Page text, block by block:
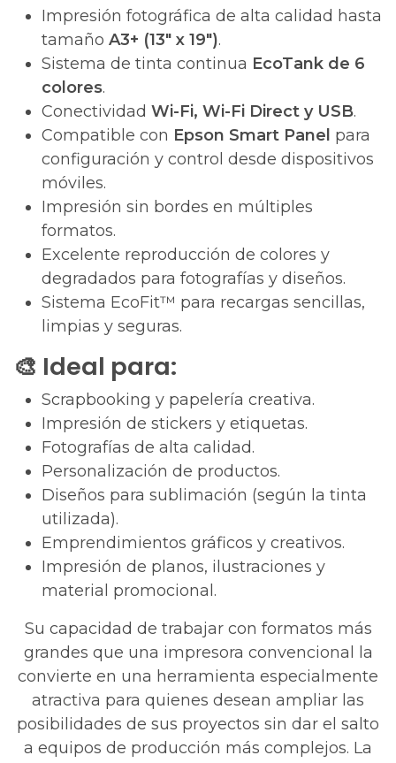
Impresión fotográfica de alta calidad hasta
tamaño A3+ (13" x 19").
Sistema de tinta continua EcoTank de 6
colores.
Conectividad Wi-Fi, Wi-Fi Direct y USB.
Compatible con Epson Smart Panel para
configuración y control desde dispositivos
móviles.
Impresión sin bordes en múltiples
formatos.
Excelente reproducción de colores y
degradados para fotografías y diseños.
Sistema EcoFit™ para recargas sencillas,
limpias y seguras.
🎨 Ideal para:
Scrapbooking y papelería creativa.
Impresión de stickers y etiquetas.
Fotografías de alta calidad.
Personalización de productos.
Diseños para sublimación (según la tinta
utilizada).
Emprendimientos gráficos y creativos.
Impresión de planos, ilustraciones y
material promocional.
Su capacidad de trabajar con formatos más
grandes que una impresora convencional la
convierte en una herramienta especialmente
atractiva para quienes desean ampliar las
posibilidades de sus proyectos sin dar el salto
a equipos de producción más complejos. La